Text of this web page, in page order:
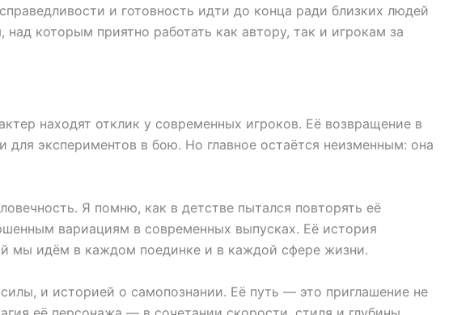
и готовность идти до конца ради близких людей
которым приятно работать как автору, так и игрокам за
находят отклик у современных игроков. Её возвращение в
экспериментов в бою. Но главное остаётся неизменным: она
Я помню, как в детстве пытался повторять её
вариациям в современных выпусках. Её история
мы идём в каждом поединке и в каждой сфере жизни.
и историей о самопознании. Её путь — это приглашение не